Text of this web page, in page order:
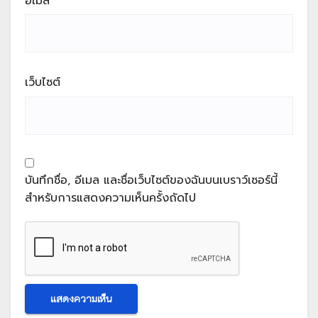
เว็บไซต์
บันทึกชื่อ, อีเมล และชื่อเว็บไซต์ของฉันบนเบราว์เซอร์นี้
สำหรับการแสดงความเห็นครั้งถัดไป